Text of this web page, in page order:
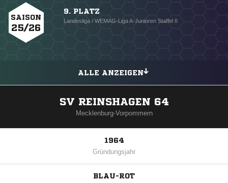
SAISON
25/26
9. PLATZ
Landesliga / WEMAG-Liga A-Junioren Staffel II
ALLE ANZEIGEN
SV REINSHAGEN 64
Mecklenburg-Vorpommern
1964
Gründungsjahr
BLAU-ROT